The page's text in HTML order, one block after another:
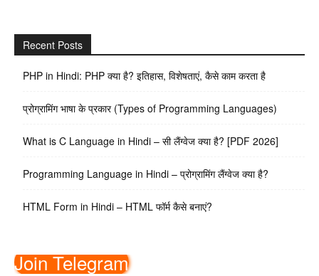
Recent Posts
PHP in Hindi: PHP क्या है? इतिहास, विशेषताएं, कैसे काम करता है
प्रोग्रामिंग भाषा के प्रकार (Types of Programming Languages)
What is C Language in Hindi – सी लैंग्वेज क्या है? [PDF 2026]
Programming Language in Hindi – प्रोग्रामिंग लैंग्वेज क्या है?
HTML Form in Hindi – HTML फॉर्म कैसे बनाएं?
Join Telegram